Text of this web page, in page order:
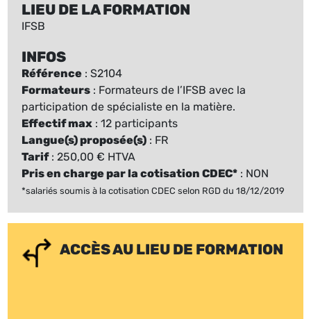
LIEU DE LA FORMATION
IFSB
INFOS
Référence : S2104
Formateurs : Formateurs de l’IFSB avec la
participation de spécialiste en la matière.
Effectif max : 12 participants
Langue(s) proposée(s) : FR
Tarif: 250,00 € HTVA
Pris en charge par la cotisation CDEC* : NON
*salariés soumis à la cotisation CDEC selon RGD du 18/12/2019
ACCÈS AU LIEU DE FORMATION